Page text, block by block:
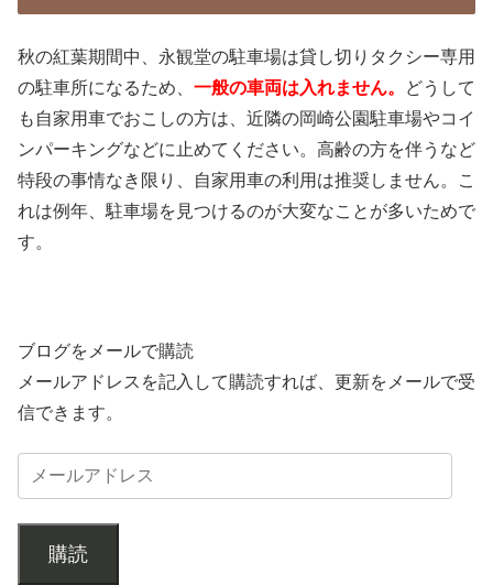
秋の紅葉期間中、永観堂の駐車場は貸し切りタクシー専用
の駐車所になるため、 一般の車両は入れません。
どうして
も自家用車でおこしの方は、近隣の岡崎公園駐車場やコイ
ンパーキングなどに止めてください。高齢の方を伴うなど
特段の事情なき限り、自家用車の利用は推奨しません。こ
れは例年、駐車場を見つけるのが大変なことが多いためで
す。
ブログをメールで購読
メールアドレスを記入して購読すれば、更新をメールで受
信できます。
購読